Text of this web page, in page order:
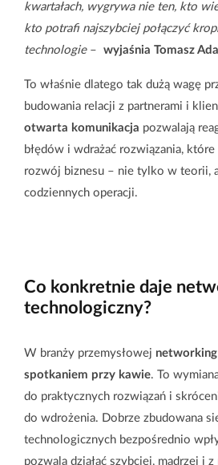
kwartałach, wygrywa nie ten, kto
kto potrafi najszybciej połączyć
technologie– wyjaśnia Tomasz
To właśnie dlatego tak dużą wagę
budowania relacji z partnerami i
otwarta komunikacja pozwalają
błędów i wdrażać rozwiązania,
rozwój biznesu – nie tylko w teorii,
codziennych operacji.
Co konkretnie daje
technologiczny?
W branży przemysłowej
spotkaniem przy kawie. To
do praktycznych rozwiązań i
do wdrożenia. Dobrze zbudowana
technologicznych bezpośrednio
pozwala działać szybciej, mądrzej i